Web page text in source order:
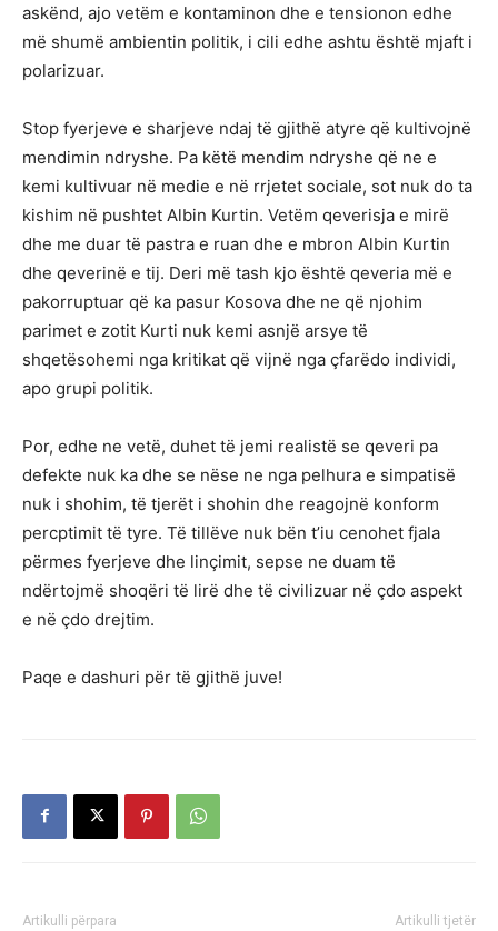
askënd, ajo vetëm e kontaminon dhe e tensionon edhe
më shumë ambientin politik, i cili edhe ashtu është mjaft i
polarizuar.
Stop fyerjeve e sharjeve ndaj të gjithë atyre që kultivojnë
mendimin ndryshe. Pa këtë mendim ndryshe që ne e
kemi kultivuar në medie e në rrjetet sociale, sot nuk do ta
kishim në pushtet Albin Kurtin. Vetëm qeverisja e mirë
dhe me duar të pastra e ruan dhe e mbron Albin Kurtin
dhe qeverinë e tij. Deri më tash kjo është qeveria më e
pakorruptuar që ka pasur Kosova dhe ne që njohim
parimet e zotit Kurti nuk kemi asnjë arsye të
shqetësohemi nga kritikat që vijnë nga çfarëdo individi,
apo grupi politik.
Por, edhe ne vetë, duhet të jemi realistë se qeveri pa
defekte nuk ka dhe se nëse ne nga pelhura e simpatisë
nuk i shohim, të tjerët i shohin dhe reagojnë konform
percptimit të tyre. Të tillëve nuk bën t’iu cenohet fjala
përmes fyerjeve dhe linçimit, sepse ne duam të
ndërtojmë shoqëri të lirë dhe të civilizuar në çdo aspekt
e në çdo drejtim.
Paqe e dashuri për të gjithë juve!
Artikulli përpara Artikulli tjetër